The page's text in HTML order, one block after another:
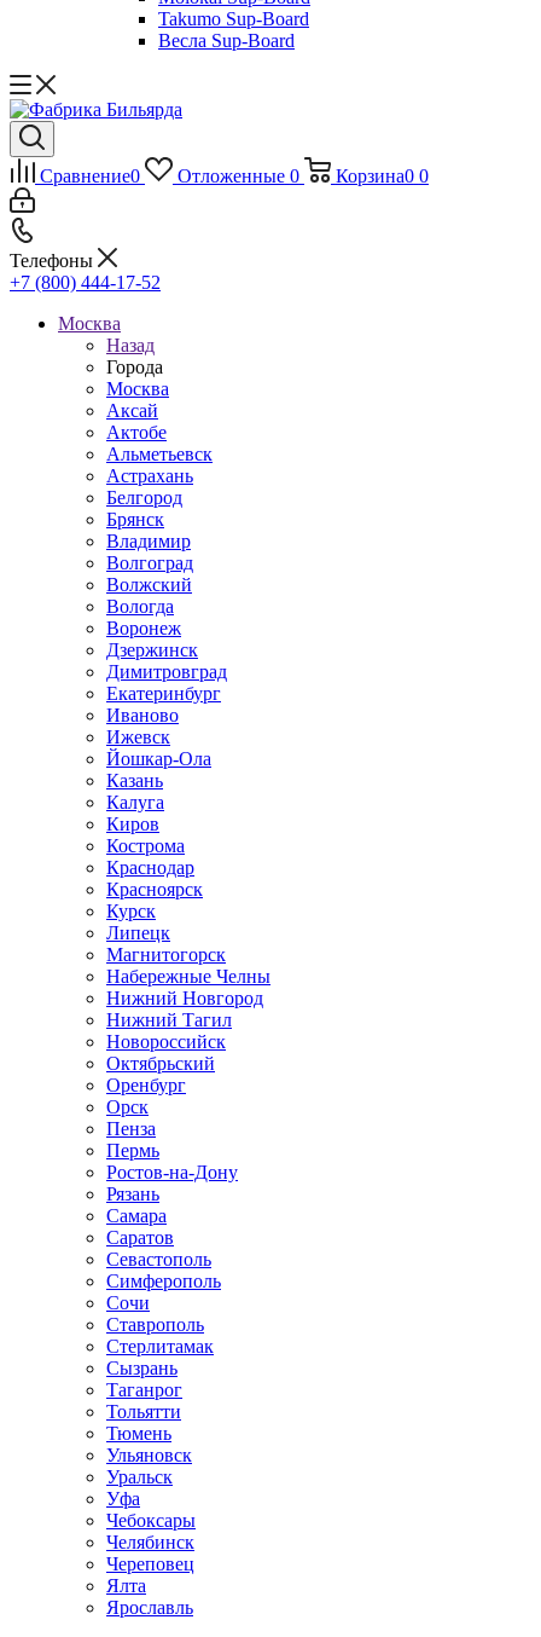
Takumo Sup-Board
Весла Sup-Board
Сравнение0 Отложенные 0 Корзина0 0
Телефоны
+7 (800) 444-17-52
Москва
Назад
Города
Москва
Аксай
Актобе
Альметьевск
Астрахань
Белгород
Брянск
Владимир
Волгоград
Волжский
Вологда
Воронеж
Дзержинск
Димитровград
Екатеринбург
Иваново
Ижевск
Йошкар-Ола
Казань
Калуга
Киров
Кострома
Краснодар
Красноярск
Курск
Липецк
Магнитогорск
Набережные Челны
Нижний Новгород
Нижний Тагил
Новороссийск
Октябрьский
Оренбург
Орск
Пенза
Пермь
Ростов-на-Дону
Рязань
Самара
Саратов
Севастополь
Симферополь
Сочи
Ставрополь
Стерлитамак
Сызрань
Таганрог
Тольятти
Тюмень
Ульяновск
Уральск
Уфа
Чебоксары
Челябинск
Череповец
Ялта
Ярославль